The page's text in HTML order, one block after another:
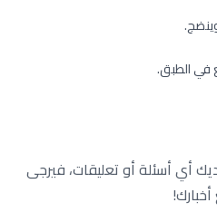
في الطبق.
أي أسئلة أو تعليقات، فيرجى